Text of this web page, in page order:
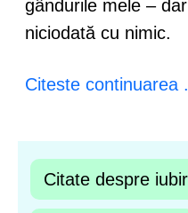
gândurile mele –
niciodată cu nimic.
Citeste continuarea
Citate despre